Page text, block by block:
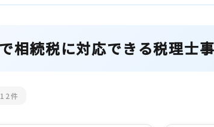
相続税に対応できる税理士
12件